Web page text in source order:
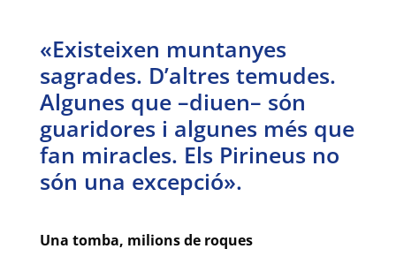
«Existeixen muntanyes
sagrades. D’altres temudes.
Algunes que –diuen– són
guaridores i algunes més que
fan miracles. Els Pirineus no
són una excepció».
Una tomba, milions de roques